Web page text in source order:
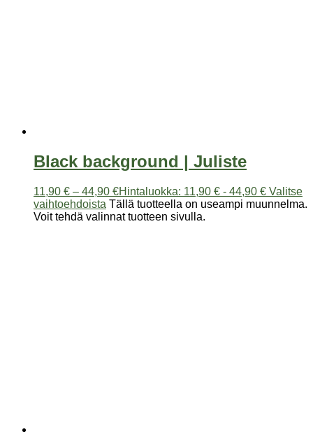
Black background | Juliste
11,90 € – 44,90 €Hintaluokka: 11,90 € - 44,90 € Valitse
vaihtoehdoista Tällä tuotteella on useampi muunnelma.
Voit tehdä valinnat tuotteen sivulla.